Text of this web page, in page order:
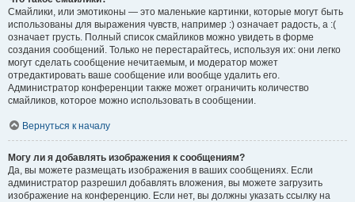
Смайлики, или эмотиконы — это маленькие картинки, которые могут быть
использованы для выражения чувств, например :) означает радость, а :(
означает грусть. Полный список смайликов можно увидеть в форме
создания сообщений. Только не перестарайтесь, используя их: они легко
могут сделать сообщение нечитаемым, и модератор может
отредактировать ваше сообщение или вообще удалить его.
Администратор конференции также может ограничить количество
смайликов, которое можно использовать в сообщении.
Вернуться к началу
Могу ли я добавлять изображения к сообщениям?
Да, вы можете размещать изображения в ваших сообщениях. Если
администратор разрешил добавлять вложения, вы можете загрузить
изображение на конференцию. Если нет, вы должны указать ссылку на